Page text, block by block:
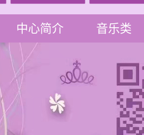
中心简介 音乐类